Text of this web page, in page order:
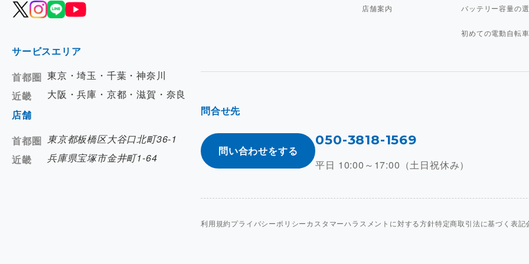
サービスエリア
首都圏 東京・埼玉・千葉・神奈川
近畿
大阪・兵庫・京都・滋賀・奈良
店舗
首都圏 東京都板橋区大谷口北町36-1
近畿
兵庫県宝塚市金井町1-64
店舗案内 バッテリー容量の
初めての電動自転車
問合せ先
問い合わせをする
050-3818-1569
平日 10:00～17:00（土日祝休み）
利用規約プライバシーポリシーカスタマーハラスメントに対する方針特定商取引法に基づく表記